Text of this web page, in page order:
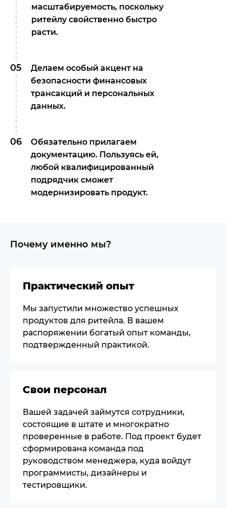
масштабируемость, поскольку
ритейлу свойственно быстро
расти.
05
Делаем особый акцент на
безопасности финансовых
трансакций и персональных
данных.
06
Обязательно прилагаем
документацию. Пользуясь ей,
любой квалифицированный
подрядчик сможет
модернизировать продукт.
Почему именно мы?
Практический опыт
Мы запустили множество успешных
продуктов для ритейла. В вашем
распоряжении богатый опыт команды,
подтвержденный практикой.
Свои персонал
Вашей задачей займутся сотрудники,
состоящие в штате и многократно
проверенные в работе. Под проект будет
сформирована команда под
руководством менеджера, куда войдут
программисты, дизайнеры и
тестировщики.